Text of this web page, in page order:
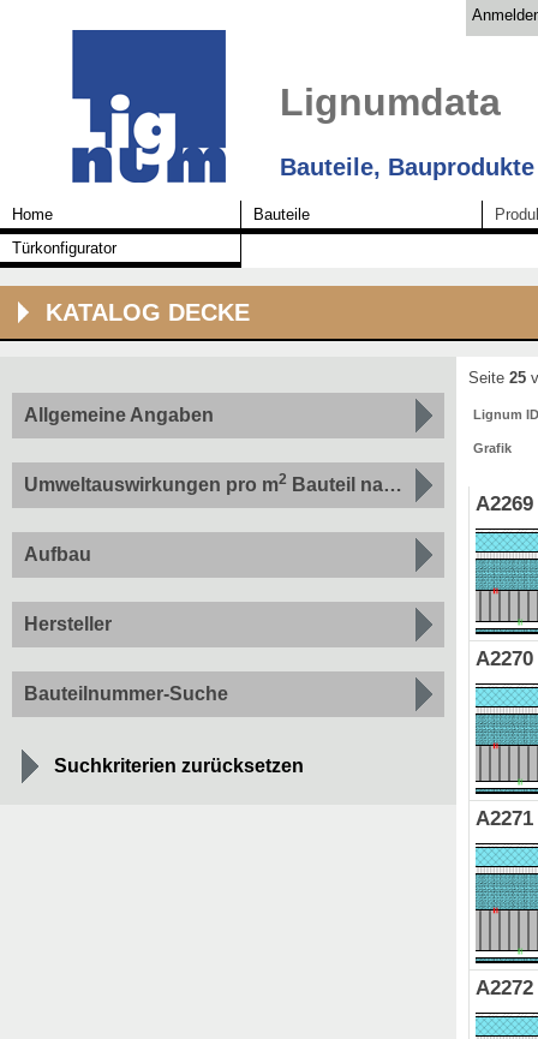
Lignumdata
Bauteile,
Home Bauteile
Türkonfigurator
KATALOG DECKE
Allgemeine Angaben
Umweltauswirkungen pro m2 Bauteil nach Indikatoren
Aufbau
Hersteller
Bauteilnummer-Suche
Suchkriterien zurücksetzen
Seite 25
Lignum
Grafik
A2269
A2270
A2271
A2272